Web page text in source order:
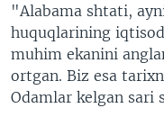
"Alabama shtati,
huquqlarining
muhim ekanini
ortgan. Biz esa
Odamlar kelgan